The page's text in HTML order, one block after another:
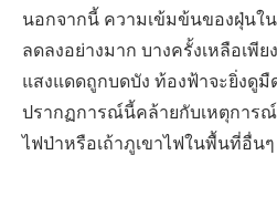
นอกจากนี้ ความเข้มข้นของฝุ่นใ
ลดลงอย่างมาก บางครั้งเหลือเพีย
แสงแดดถูกบดบัง ท้องฟ้าจะยิ่งดู
ปรากฏการณ์นี้คล้ายกับเหตุการ
ไฟป่าหรือเถ้าภูเขาไฟในพื้นที่อื่น